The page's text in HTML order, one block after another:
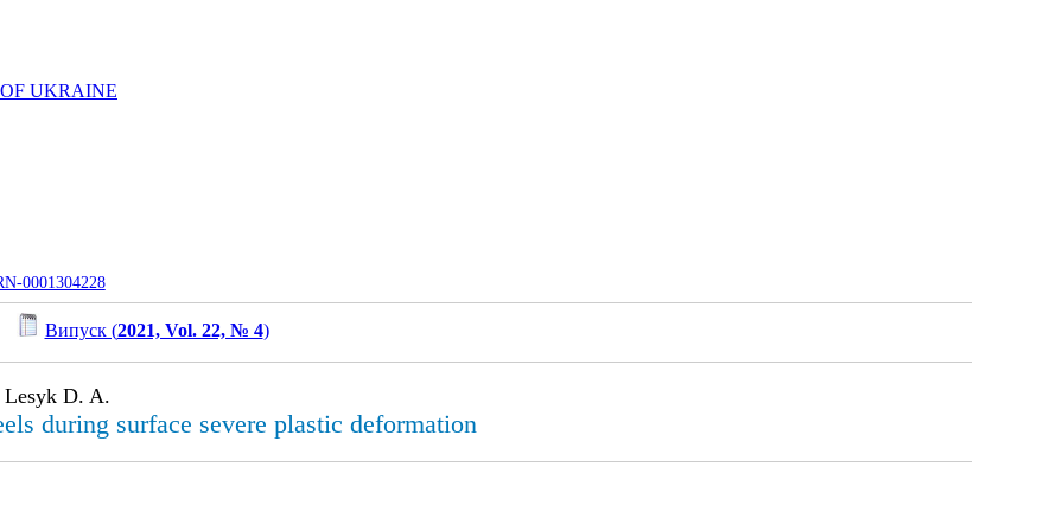
UKRAINE
0001304228
Випуск (2021, Vol. 22, № 4)
D. A.
during surface severe plastic deformation